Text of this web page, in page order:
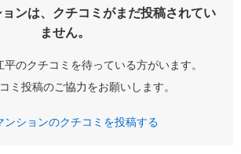
ンは、クチコミがまだ投稿されてい
ません。
のクチコミを待っている方がいます。
ミ投稿のご協力をお願いします。
ンションのクチコミを投稿する